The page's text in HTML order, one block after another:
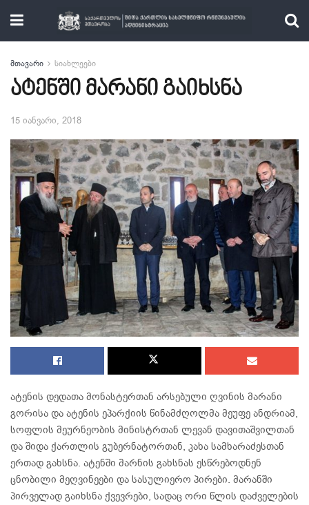
მთავარი სიახლეები
ატენში მარანი გაიხსნა
15 იანვარი, 2018
ატენის დედათა მონასტერთან არსებული ღვინის მარანი
გორისა და ატენის ეპარქიის წინამძღოლმა მეუფე ანდრიამ,
სოფლის მეურნეობის მინისტრთან ლევან დავითაშვილთან
და შიდა ქართლის გუბერნატორთან, კახა სამხარაძესთან
ერთად გახსნა. ატენში მარნის გახსნას ესწრებოდნენ
ცნობილი მეღვინეები და სასულიერო პირები. მარანში
პირველად გაიხსნა ქვევრები, სადაც ორი წლის დაძველების